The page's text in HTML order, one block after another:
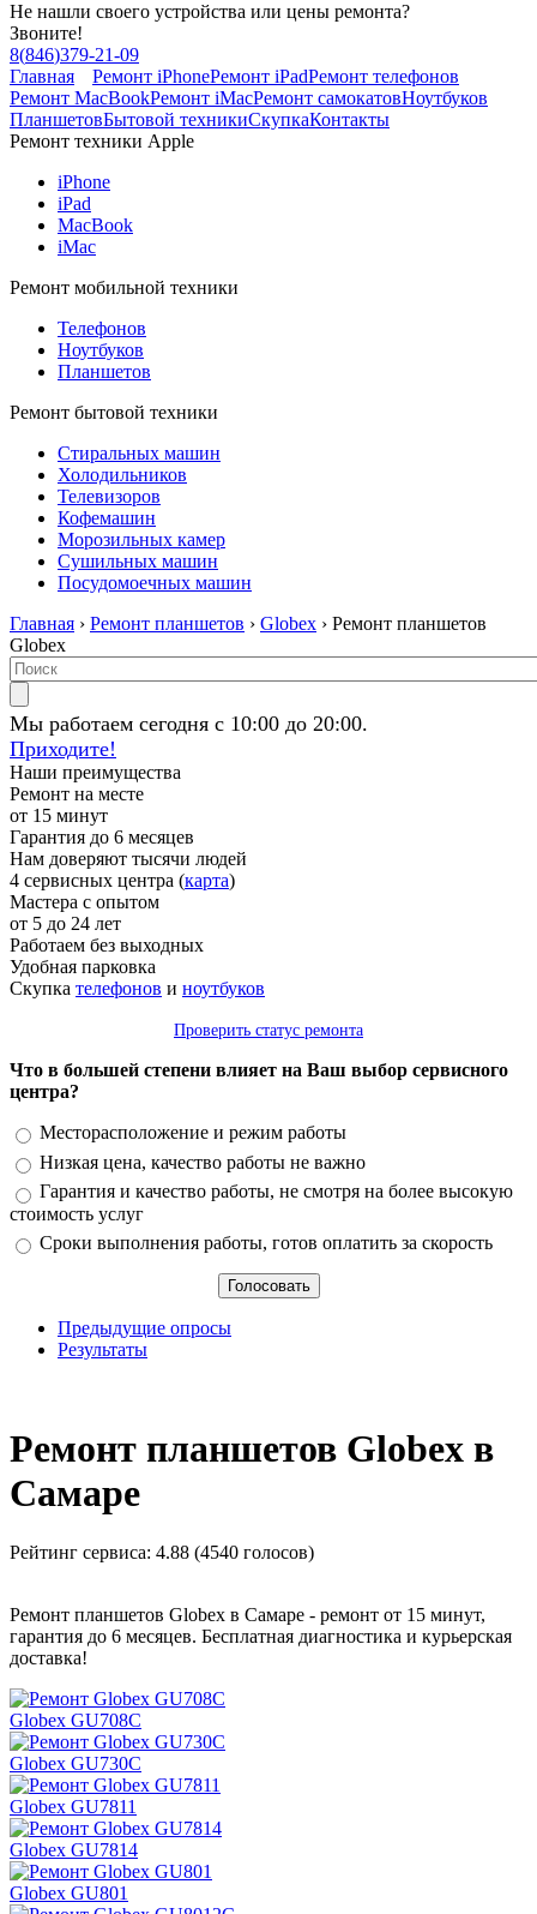
Не нашли своего устройства или цены ремонта?
Звоните!
8(846)379-21-09
Главная
Ремонт iPhoneРемонт iPadРемонт телефонов
Ремонт MacBookРемонт iMacРемонт самокатовНоутбуков
ПланшетовБытовой техникиСкупкаКонтакты
Ремонт техники Apple
iPhone
iPad
MacBook
iMac
Ремонт мобильной техники
Телефонов
Ноутбуков
Планшетов
Ремонт бытовой техники
Стиральных машин
Холодильников
Телевизоров
Кофемашин
Морозильных камер
Сушильных машин
Посудомоечных машин
Главная › Ремонт планшетов › Globex › Ремонт планшетов
Globex
Мы работаем сегодня с 10:00 до 20:00.
Приходите!
Наши преимущества
Ремонт на месте
от 15 минут
Гарантия до 6 месяцев
Нам доверяют тысячи людей
4 сервисных центра (карта)
Мастера с опытом
от 5 до 24 лет
Работаем без выходных
Удобная парковка
Скупка телефонов и ноутбуков
Проверить статус ремонта
Что в большей степени влияет на Ваш выбор сервисного
центра?
Варианты
Месторасположение и режим работы
Низкая цена, качество работы не важно
Гарантия и качество работы, не смотря на более высокую
стоимость услуг
Сроки выполнения работы, готов оплатить за скорость
Предыдущие опросы
Результаты
Ремонт планшетов Globex в
Самаре
Рейтинг сервиса: 4.88 (4540 голосов)
Ремонт планшетов Globex в Самаре - ремонт от 15 минут,
гарантия до 6 месяцев. Бесплатная диагностика и курьерская
доставка!
Globex GU708C
Globex GU730C
Globex GU7811
Globex GU7814
Globex GU801